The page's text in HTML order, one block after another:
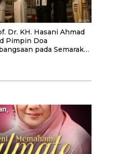
Dr. KH. Hasani Ahmad
Pimpin Doa
pada Semarak